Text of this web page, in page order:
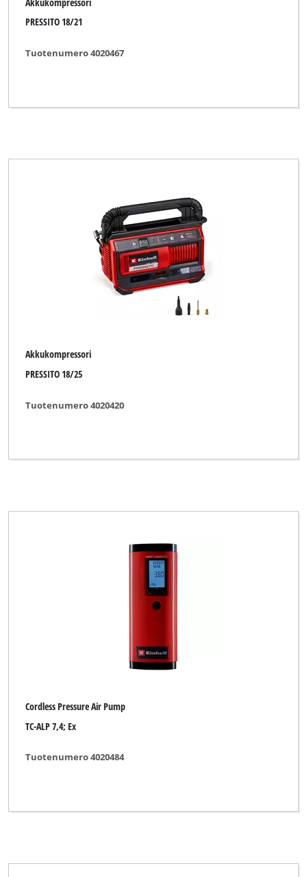
PRESSITO 18/21
Tuotenumero 4020467
Akkukompressori
PRESSITO 18/25
Tuotenumero 4020420
Cordless Pressure Air Pump
TC-ALP 7,4; Ex
Tuotenumero 4020484